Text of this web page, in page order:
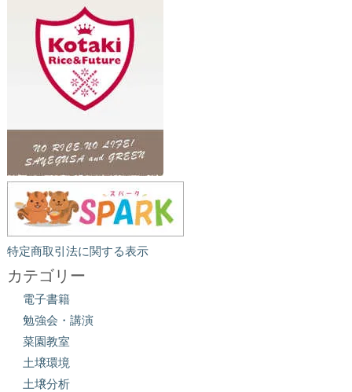
特定商取引法に関する表示
カテゴリー
電子書籍
勉強会・講演
菜園教室
土壌環境
土壌分析